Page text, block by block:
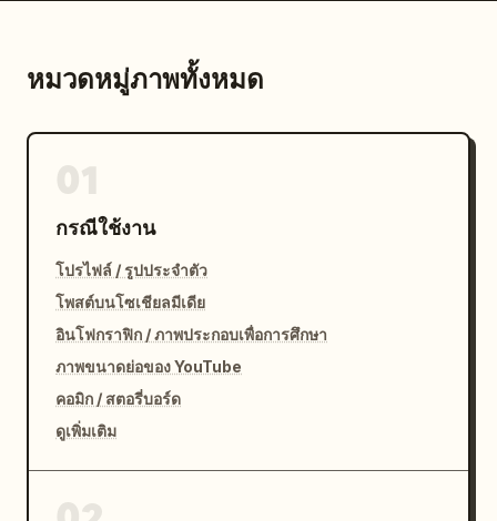
หมวดหมู่ภาพทั้งหมด
กรณีใช้งาน
โปรไฟล์ / รูปประจำตัว
โพสต์บนโซเชียลมีเดีย
อินโฟกราฟิก / ภาพประกอบเพื่อการศึกษา
ภาพขนาดย่อของ YouTube
คอมิก / สตอรี่บอร์ด
ดูเพิ่มเติม